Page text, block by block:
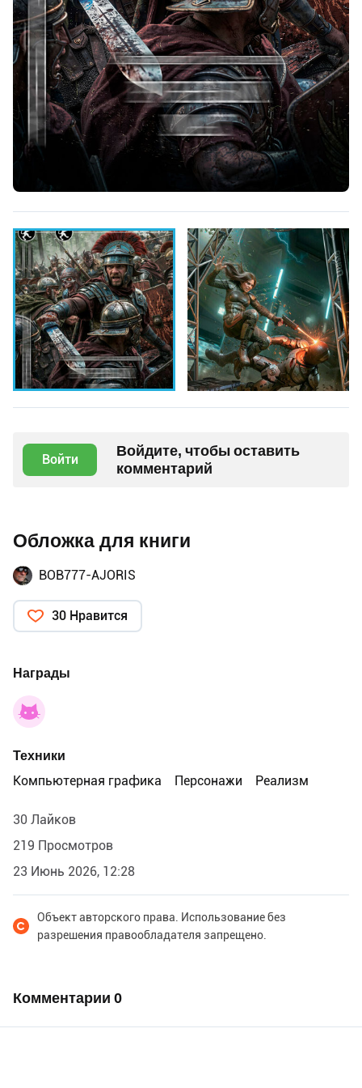
Войти
Войдите, чтобы оставить
комментарий
Обложка для книги
BOB777-AJORIS
30 Нравится
Награды
Техники
Компьютерная графика
Персонажи Реализм
30 Лайков
219 Просмотров
23 Июнь 2026, 12:28
Объект авторского права. Использование без
разрешения правообладателя запрещено.
Комментарии 0